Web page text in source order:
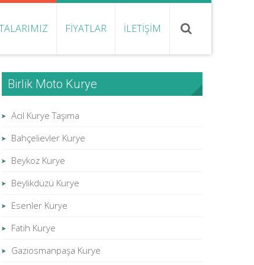
FIYATLAR İLETIŞIM
Birlik Moto Kurye
Acil Kurye Taşıma
Bahçelievler Kurye
Beykoz Kurye
Beylikdüzü Kurye
Esenler Kurye
Fatih Kurye
Gaziosmanpaşa Kurye